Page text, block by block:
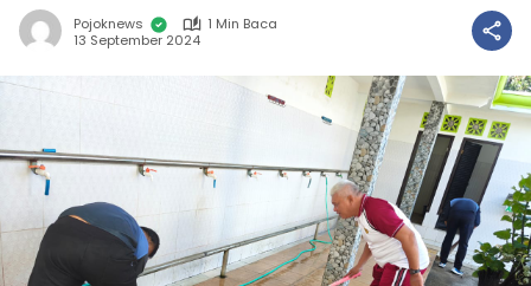
Pojoknews
1 Min Baca
13 September 2024